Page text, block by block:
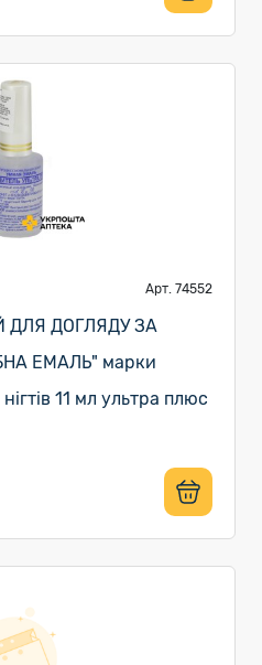
Арт. 74552
ДЛЯ ДОГЛЯДУ ЗА
ЕМАЛЬ" марки
11 мл ультра плюс